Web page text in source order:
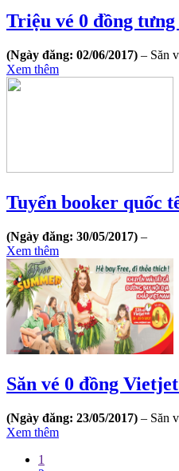
​Triệu vé 0 đồng
(Ngày đăng: 02/06/2017) – Săn
Xem thêm
Tuyển booker quốc
(Ngày đăng: 30/05/2017) –
Xem thêm
Săn vé 0 đồng
(Ngày đăng: 23/05/2017) – Săn
Xem thêm
1